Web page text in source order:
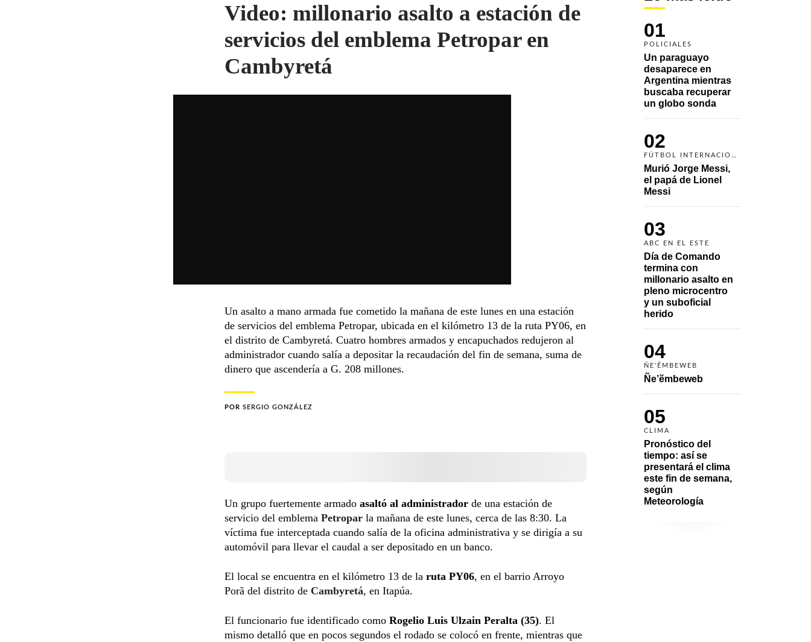
01
POLICIALES
Un paraguayo
desaparece en
Argentina mientras
buscaba recuperar
un globo sonda
02
Murió Jorge Messi,
el papá de Lionel
Messi
03
ABC EN EL ESTE
Día de Comando
termina con
millonario asalto en
pleno microcentro
y un suboficial
herido
04
ÑE'ẼMBEWEB
Ñe’ẽmbeweb
05
CLIMA
Pronóstico del
tiempo: así se
presentará el clima
este fin de semana,
según
Meteorología
Video: millonario asalto a estación de
servicios del emblema Petropar en
Cambyretá
Un asalto a mano armada fue cometido la mañana de este lunes en una estación
de servicios del emblema Petropar, ubicada en el kilómetro 13 de la ruta PY06, en
el distrito de Cambyretá. Cuatro hombres armados y encapuchados redujeron al
administrador cuando salía a depositar la recaudación del fin de semana, suma de
dinero que ascendería a G. 208 millones.
POR SERGIO GONZÁLEZ
Un grupo fuertemente armado asaltó al administrador de una estación de
servicio del emblema Petropar la mañana de este lunes, cerca de las 8:30. La
víctima fue interceptada cuando salía de la oficina administrativa y se dirigía a su
automóvil para llevar el caudal a ser depositado en un banco.
El local se encuentra en el kilómetro 13 de la ruta PY06, en el barrio Arroyo
Porã del distrito de Cambyretá, en Itapúa.
El funcionario fue identificado como Rogelio Luis Ulzain Peralta (35). El
mismo detalló que en pocos segundos el rodado se colocó en frente, mientras que